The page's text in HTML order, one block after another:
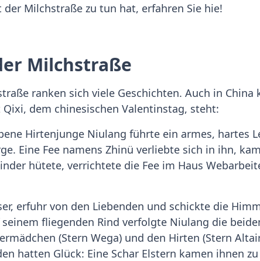
Milchstraße zu tun hat, erfahren Sie hie!
Milchstraße
ranken sich viele Geschichten. Auch in
dem chinesischen Valentinstag, steht:
Hirtenjunge Niulang führte ein armes, hartes
Eine Fee namens Zhinü verliebte sich in ihn,
hütete, verrichtete die Fee im Haus
erfuhr von den Liebenden und schickte die
fliegenden Rind verfolgte Niulang die
(Stern Wega) und den Hirten (Stern
hatten Glück: Eine Schar Elstern kamen ihnen